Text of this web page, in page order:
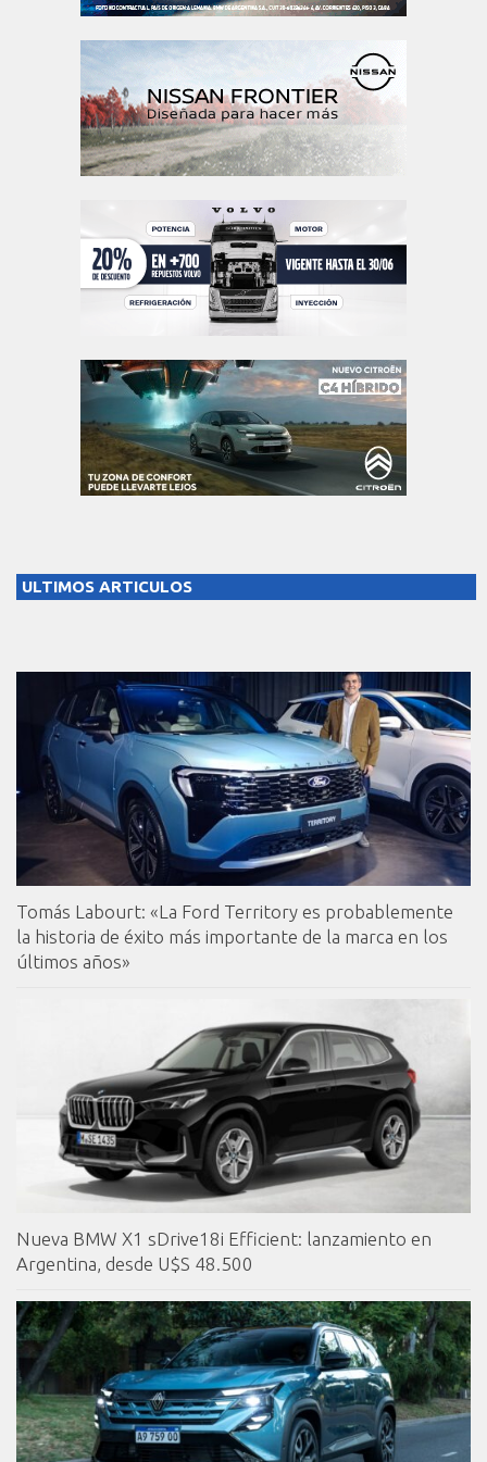
ULTIMOS ARTICULOS
Tomás Labourt: «La Ford Territory es probablemente
la historia de éxito más importante de la marca en los
últimos años»
Nueva BMW X1 sDrive18i Efficient: lanzamiento en
Argentina, desde U$S 48.500